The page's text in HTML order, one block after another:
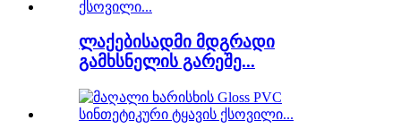
ლაქებისადმი მდგრადი
გამხსნელის გარეშე...